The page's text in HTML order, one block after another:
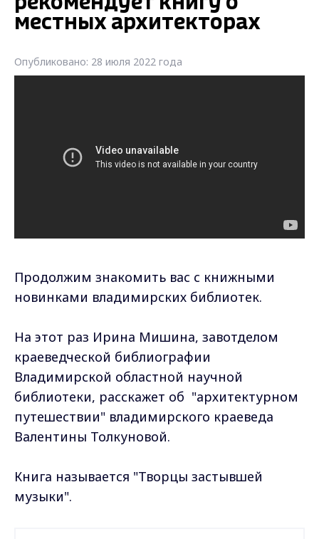
местных архитекторах
Опубликовано: 28 июля 2022 года
Продолжим знакомить вас с книжными
новинками владимирских библиотек.
На этот раз Ирина Мишина, завотделом
краеведческой библиографии
Владимирской областной научной
библиотеки, расскажет об "архитектурном
путешествии" владимирского краеведа
Валентины Толкуновой.
Книга называется "Творцы застывшей
музыки".